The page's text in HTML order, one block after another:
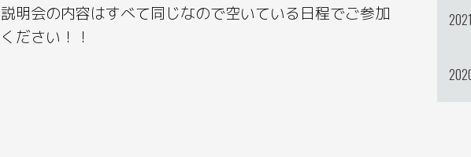
説明会の内容はすべて同じなので空いている日程でご参加
ください！！